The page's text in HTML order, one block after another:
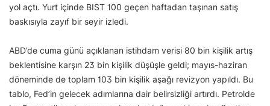
yol açtı. Yurt içinde BIST 100 geçen haftadan taşınan satış
baskısıyla zayıf bir seyir izledi.
ABD’de cuma günü açıklanan istihdam verisi 80 bin kişilik artış
beklentisine karşın 23 bin kişilik düşüşle geldi; mayıs-haziran
döneminde de toplam 103 bin kişilik aşağı revizyon yapıldı. Bu
tablo, Fed’in gelecek adımlarına dair belirsizliği artırdı. Petrolde